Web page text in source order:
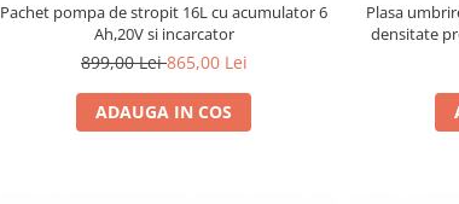
Pachet pompa de stropit 16L cu acumulator 6
Ah,20V si incarcator
899,00 Lei865,00 Lei
ADAUGA IN COS
Plasa umbrire verde din
densitate protectie UV